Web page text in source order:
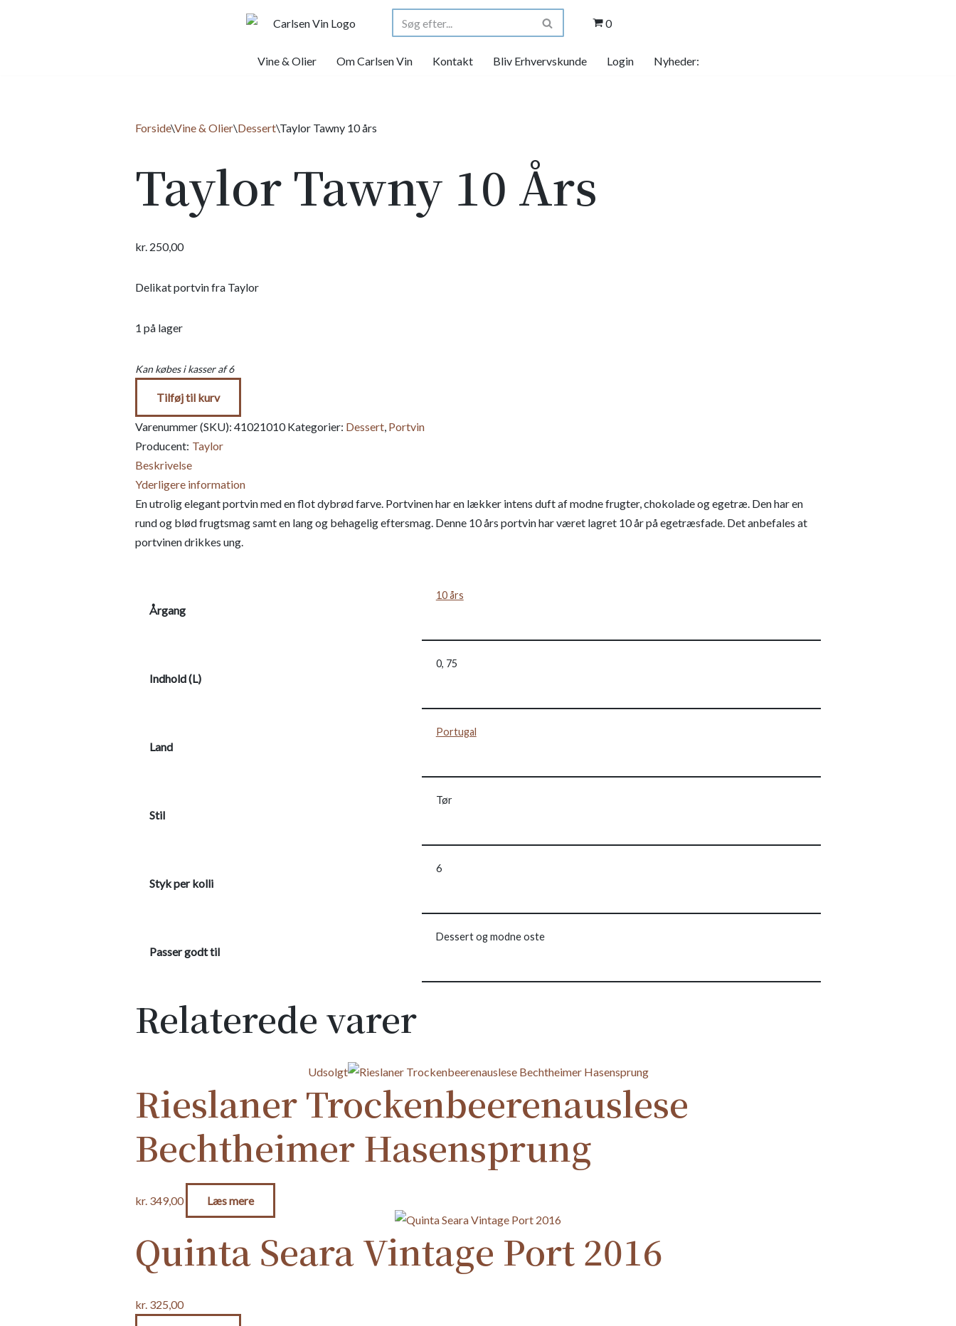
0
Vine & Olier Om Carlsen Vin Kontakt Bliv Erhvervskunde Login Nyheder:
Forside\Vine & Olier\Dessert\Taylor Tawny 10 års
Taylor Tawny 10 Års
kr.250,00
Delikat portvin fra Taylor
1 på lager
Kan købes i kasser af 6
Tilføj til kurv
Varenummer (SKU): 41021010 Kategorier: Dessert, Portvin
Producent: Taylor
Beskrivelse
Yderligere information
En utrolig elegant portvin med en flot dybrød farve. Portvinen har en lækker intens duft af modne frugter, chokolade og egetræ. Den har en
rund og blød frugtsmag samt en lang og behagelig eftersmag. Denne 10 års portvin har været lagret 10 år på egetræsfade. Det anbefales at
portvinen drikkes ung.
Årgang
10 års
Indhold (L)
0, 75
Land
Portugal
Stil
Tør
Styk per kolli
6
Passer godt til
Dessert og modne oste
Relaterede varer
Udsolgt
Rieslaner Trockenbeerenauslese
Bechtheimer Hasensprung
kr.349,00 Læs mere
Quinta Seara Vintage Port 2016
kr.325,00